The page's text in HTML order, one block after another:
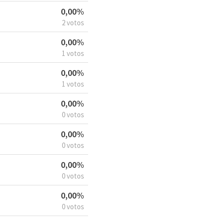
0,00%
2 votos
0,00%
1 votos
0,00%
1 votos
0,00%
0 votos
0,00%
0 votos
0,00%
0 votos
0,00%
0 votos